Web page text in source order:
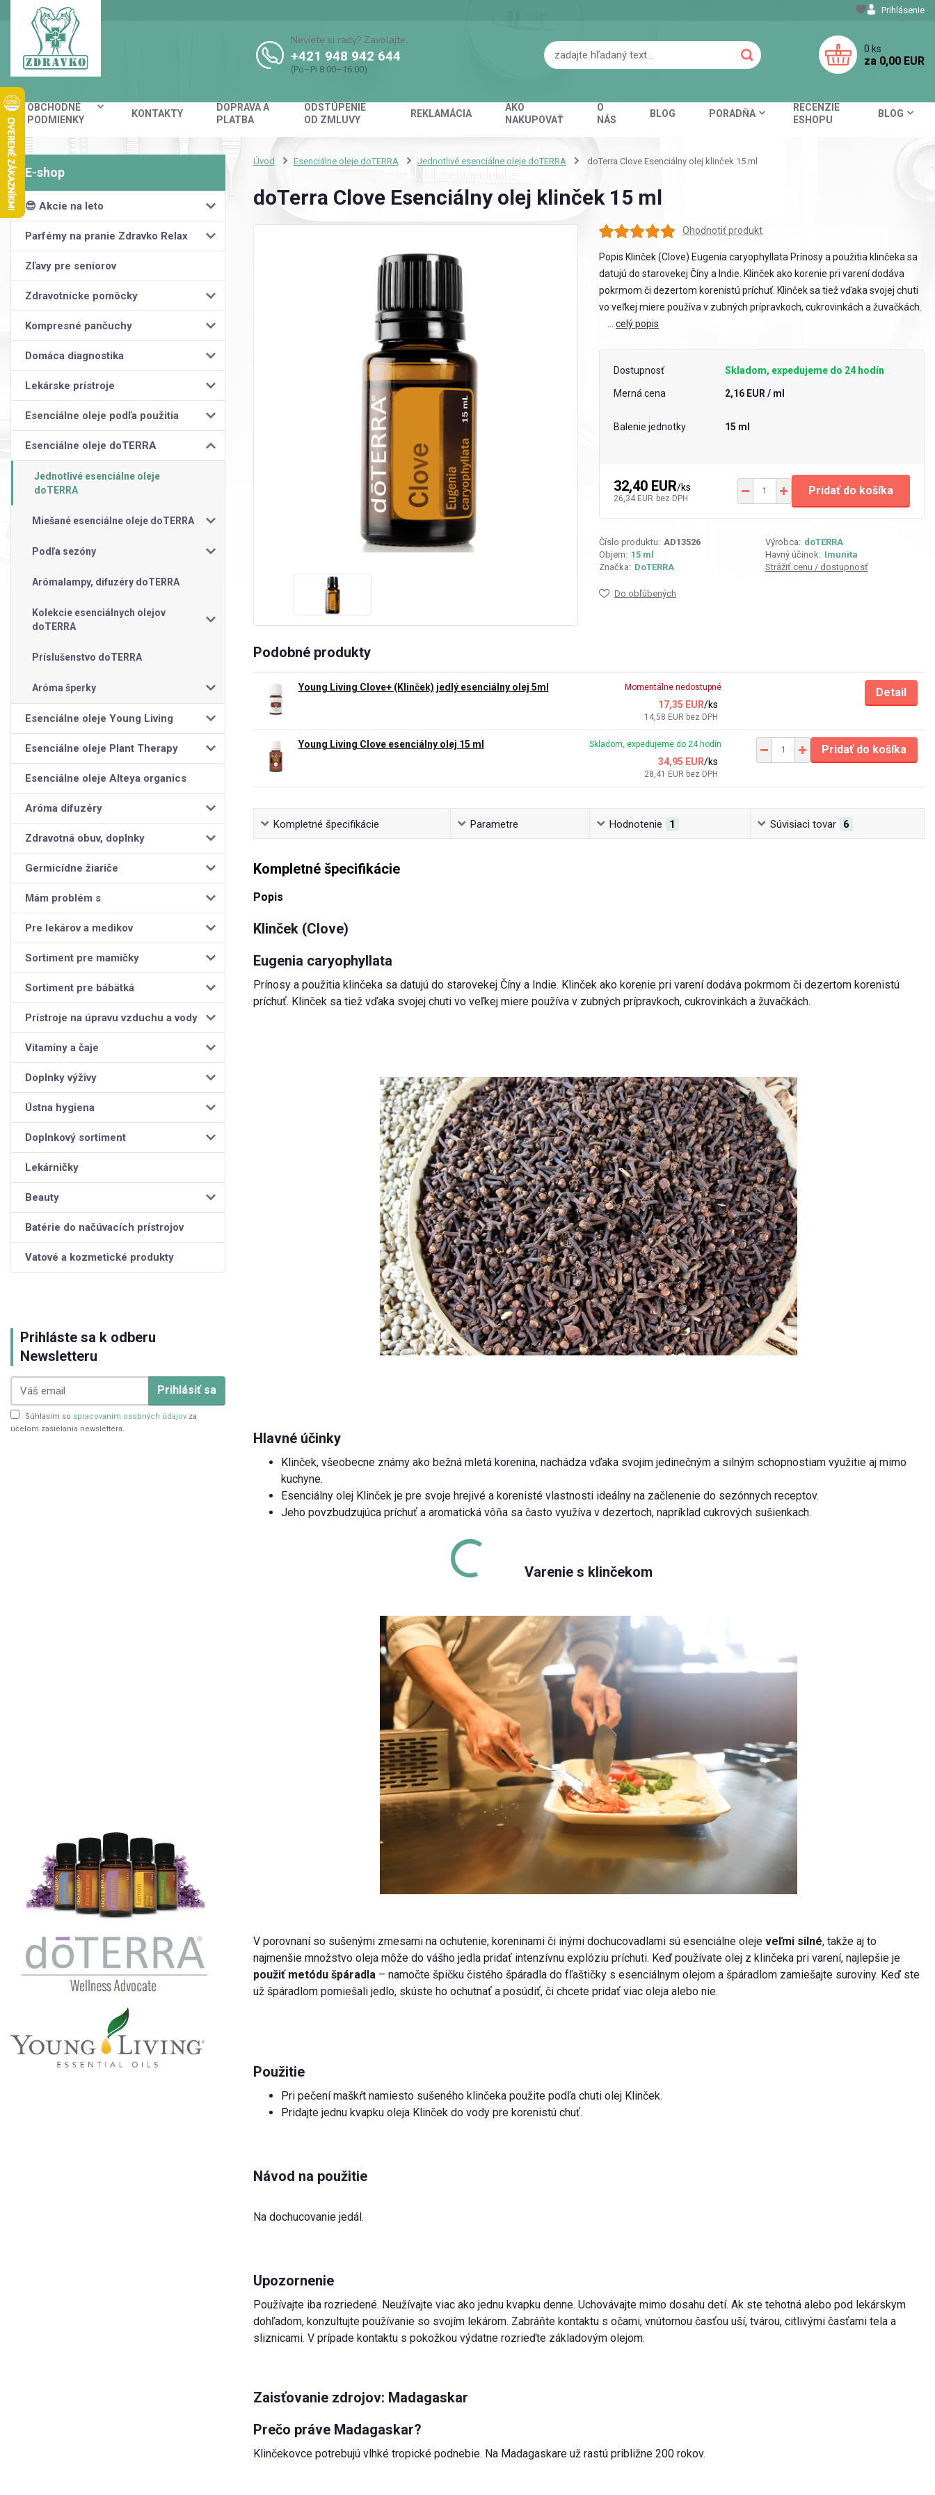
OBCHODNÉ
PODMIENKY
KONTAKTY
DOPRAVA A
PLATBA
ODSTÚPENIE
OD ZMLUVY
REKLAMÁCIA
AKO
NAKUPOVAŤ
O
NÁS
BLOG PORADŇA
RECENZIE
ESHOPU
BLOG
Prihlásenie
Neviete si rady? Zavolajte.
+421 948 942 644
(Po–Pi 8:00–16:00)
0 ks
za 0,00 EUR
😎 Akcie na leto
Parfémy na pranie Zdravko Relax
Zľavy pre seniorov
Zdravotnícke pomôcky
Kompresné pančuchy
Domáca diagnostika
Lekárske prístroje
Esenciálne oleje podľa použitia
Esenciálne oleje doTERRA
Jednotlivé esenciálne oleje
doTERRA
Miešané esenciálne oleje doTERRA
Podľa sezóny
Arómalampy, difuzéry doTERRA
Kolekcie esenciálnych olejov
doTERRA
Príslušenstvo doTERRA
Aróma šperky
Esenciálne oleje Young Living
Esenciálne oleje Plant Therapy
Esenciálne oleje Alteya organics
Aróma difuzéry
Zdravotná obuv, doplnky
Germicídne žiariče
Mám problém s
Pre lekárov a medikov
Sortiment pre mamičky
Sortiment pre bábätká
Prístroje na úpravu vzduchu a vody
Vitamíny a čaje
Doplnky výživy
Ústna hygiena
Doplnkový sortiment
Lekárničky
Beauty
Batérie do načúvacích prístrojov
Vatové a kozmetické produkty
Prihláste sa k odberu
Newsletteru
Prihlásiť sa
Súhlasím so spracovaním osobných údajov za
účelom zasielania newslettera.
Úvod Esenciálne oleje doTERRA Jednotlivé esenciálne oleje doTERRA doTerra Clove Esenciálny olej klinček 15 ml
doTerra Clove Esenciálny olej klinček 15 ml
Ohodnotiť produkt
Popis Klinček (Clove) Eugenia caryophyllata Prínosy a použitia klinčeka sa
datujú do starovekej Číny a Indie. Klinček ako korenie pri varení dodáva
pokrmom či dezertom korenistú príchuť. Klinček sa tiež vďaka svojej chuti
vo veľkej miere používa v zubných prípravkoch, cukrovinkách a žuvačkách.
...celý popis
Dostupnosť Skladom, expedujeme do 24 hodín
Merná cena 2,16 EUR / ml
Balenie jednotky 15 ml
32,40 EUR/ks
26,34 EUR bez DPH
Pridať do košíka
Číslo produktu: AD13526 Výrobca: doTERRA
Objem: 15 ml Havný účinok: Imunita
Značka: DoTERRA Strážiť cenu / dostupnosť
Do obľúbených
Podobné produkty
Young Living Clove+ (Klinček) jedlý esenciálny olej 5ml
17,35 EUR/ks
14,58 EUR bez DPH
Momentálne nedostupné Detail
Young Living Clove esenciálny olej 15 ml
34,95 EUR/ks
28,41 EUR bez DPH
Skladom, expedujeme do 24 hodín Pridať do košíka
Kompletné špecifikácie Parametre Hodnotenie 1 Súvisiaci tovar 6
Kompletné špecifikácie
Popis
Klinček (Clove)
Eugenia caryophyllata
Prínosy a použitia klinčeka sa datujú do starovekej Číny a Indie. Klinček ako korenie pri varení dodáva pokrmom či dezertom korenistú
príchuť. Klinček sa tiež vďaka svojej chuti vo veľkej miere používa v zubných prípravkoch, cukrovinkách a žuvačkách.
Hlavné účinky
Klinček, všeobecne známy ako bežná mletá korenina, nachádza vďaka svojim jedinečným a silným schopnostiam využitie aj mimo
kuchyne.
Esenciálny olej Klinček je pre svoje hrejivé a korenisté vlastnosti ideálny na začlenenie do sezónnych receptov.
Jeho povzbudzujúca príchuť a aromatická vôňa sa často využíva v dezertoch, napríklad cukrových sušienkach.
Varenie s klinčekom
V porovnaní so sušenými zmesami na ochutenie, koreninami či inými dochucovadlami sú esenciálne oleje veľmi silné, takže aj to
najmenšie množstvo oleja môže do vášho jedla pridať intenzívnu explóziu príchuti. Keď používate olej z klinčeka pri varení, najlepšie je
použiť metódu špáradla – namočte špičku čistého špáradla do fľaštičky s esenciálnym olejom a špáradlom zamiešajte suroviny. Keď ste
už špáradlom pomiešali jedlo, skúste ho ochutnať a posúdiť, či chcete pridať viac oleja alebo nie.
Použitie
Pri pečení maškŕt namiesto sušeného klinčeka použite podľa chuti olej Klinček.
Pridajte jednu kvapku oleja Klinček do vody pre korenistú chuť.
Návod na použitie
Na dochucovanie jedál.
Upozornenie
Používajte iba rozriedené. Neužívajte viac ako jednu kvapku denne. Uchovávajte mimo dosahu detí. Ak ste tehotná alebo pod lekárskym
dohľadom, konzultujte používanie so svojím lekárom. Zabráňte kontaktu s očami, vnútornou časťou uší, tvárou, citlivými časťami tela a
sliznicami. V prípade kontaktu s pokožkou výdatne rozrieďte základovým olejom.
Zaisťovanie zdrojov: Madagaskar
Prečo práve Madagaskar?
Klinčekovce potrebujú vlhké tropické podnebie. Na Madagaskare už rastú približne 200 rokov.